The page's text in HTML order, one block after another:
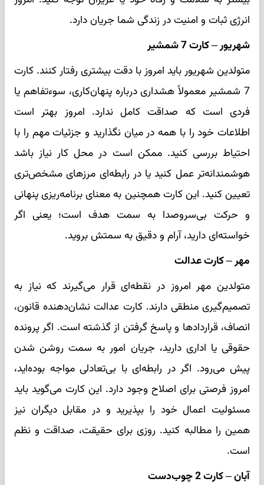
انرژی ثبات و امنیت در زندگی شما جریان دارد.
شهریور – کارت 7 شمشیر
متولدین شهریور باید امروز با دقت بیشتری رفتار کنند. کارت
7 شمشیر معمولاً هشداری درباره پنهان‌کاری، سوءتفاهم یا
فردی است که صداقت کامل ندارد. امروز بهتر است
اطلاعات خود را با همه در میان نگذارید و جزئیات مهم را با
احتیاط بررسی کنید. ممکن است در محل کار نیاز باشد
هوشمندانه‌تر عمل کنید یا در رابطه‌ای مرزهای مشخص‌تری
تعیین کنید. این کارت همچنین به معنای برنامه‌ریزی پنهانی
و حرکت بی‌سر‌وصدا به سمت هدف است؛ یعنی اگر
خواسته‌ای دارید، آرام و دقیق به سمتش بروید.
مهر – کارت عدالت
متولدین مهر امروز در نقطه‌ای قرار می‌گیرند که نیاز به
تصمیم‌گیری منطقی دارند. کارت عدالت نشان‌دهنده قانون،
انصاف، قراردادها و پاسخ گرفتن از گذشته است. اگر پرونده
حقوقی یا اداری دارید، جریان امور به سمت روشن شدن
پیش می‌رود. اگر در رابطه‌ای با بی‌تعادلی مواجه بوده‌اید،
امروز فرصتی برای اصلاح وجود دارد. این کارت می‌گوید باید
مسئولیت اعمال خود را بپذیرید و در مقابل دیگران نیز
همین را مطالبه کنید. روزی برای حقیقت، صداقت و نظم
است.
آبان – کارت 2 چوب‌دست